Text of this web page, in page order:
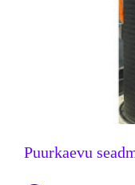
Puurkaevu